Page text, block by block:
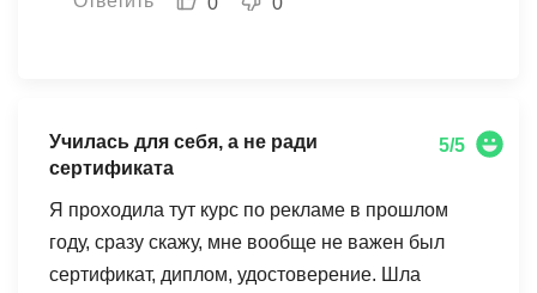
Училась для себя, а не ради
сертификата
5/5
Я проходила тут курс по рекламе в прошлом
году, сразу скажу, мне вообще не важен был
сертификат, диплом, удостоверение. Шла